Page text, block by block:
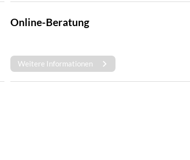
Online-Beratung
Weitere Informationen